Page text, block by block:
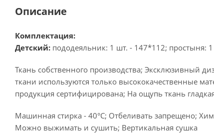
Описание
Комплектация:
Детский: пододеяльник: 1 шт. - 147*112; простыня:
Ткань собственного производства; Эксклюзивный
ткани используются только высококачественные
продукция сертифицирована; На ощупь ткань
Машинная стирка - 40°C; Отбеливать запрещено;
Можно выжимать и сушить; Вертикальная сушка